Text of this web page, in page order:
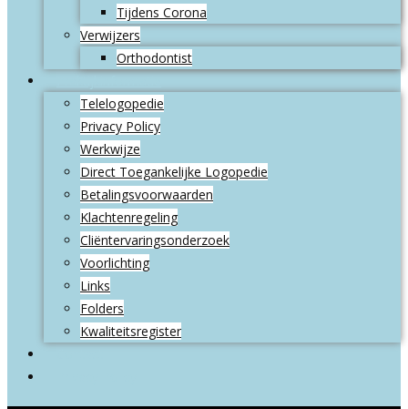
Tijdens Corona
Verwijzers
Orthodontist
Telelogopedie
Privacy Policy
Werkwijze
Direct Toegankelijke Logopedie
Betalingsvoorwaarden
Klachtenregeling
Cliëntervaringsonderzoek
Voorlichting
Links
Folders
Kwaliteitsregister